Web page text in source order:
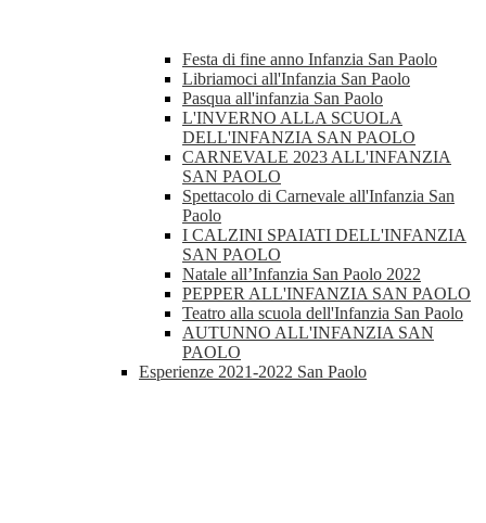
Festa di fine anno Infanzia San Paolo
Libriamoci all'Infanzia San Paolo
Pasqua all'infanzia San Paolo
L'INVERNO ALLA SCUOLA
DELL'INFANZIA SAN PAOLO
CARNEVALE 2023 ALL'INFANZIA
SAN PAOLO
Spettacolo di Carnevale all'Infanzia San
Paolo
I CALZINI SPAIATI DELL'INFANZIA
SAN PAOLO
Natale all’Infanzia San Paolo 2022
PEPPER ALL'INFANZIA SAN PAOLO
Teatro alla scuola dell'Infanzia San Paolo
AUTUNNO ALL'INFANZIA SAN
PAOLO
Esperienze 2021-2022 San Paolo